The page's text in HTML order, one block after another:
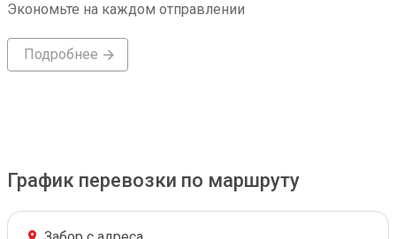
Экономьте на каждом отправлении
Подробнее
График перевозки по маршруту